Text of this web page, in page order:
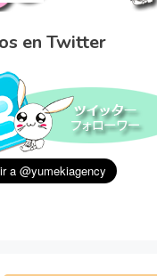
en Twitter